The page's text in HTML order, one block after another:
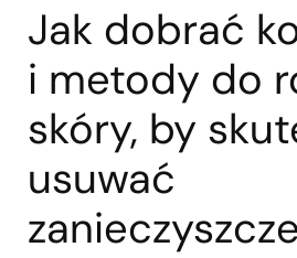
Jak dobrać
i metody do
skóry, by
usuwać